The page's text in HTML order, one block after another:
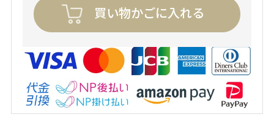
買い物かごに入れる